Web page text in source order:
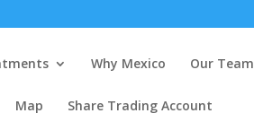
Why Mexico Our Team
Map Share Trading Account